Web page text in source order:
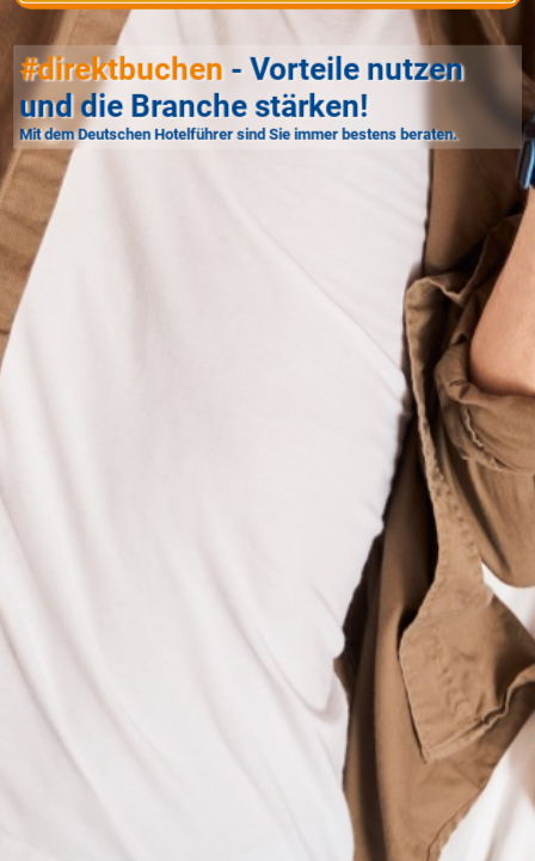
#direktbuchen - Vorteile nutzen
und die Branche stärken!
Mit dem Deutschen Hotelführer sind Sie immer bestens beraten.